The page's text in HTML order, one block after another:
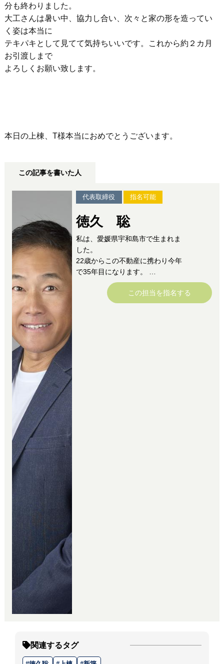
分も終わりました。
大工さんは暑い中、協力し合い、次々と家の形を造ってい
く姿は本当に
テキパキとして見てて気持ちいいです。これから約２カ月
お引渡しまで
よろしくお願い致します。
本日の上棟、T様本当におめでとうございます。
この記事を書いた人
代表取締役 指名可能
徳久 聡
私は、愛媛県宇和島市で生まれま
した。
22歳からこの不動産に携わり今年
で35年目になります。
独立してからは24年目になりまし
今まで私が担当させて頂いたお客
この担当を指名する
関連するタグ